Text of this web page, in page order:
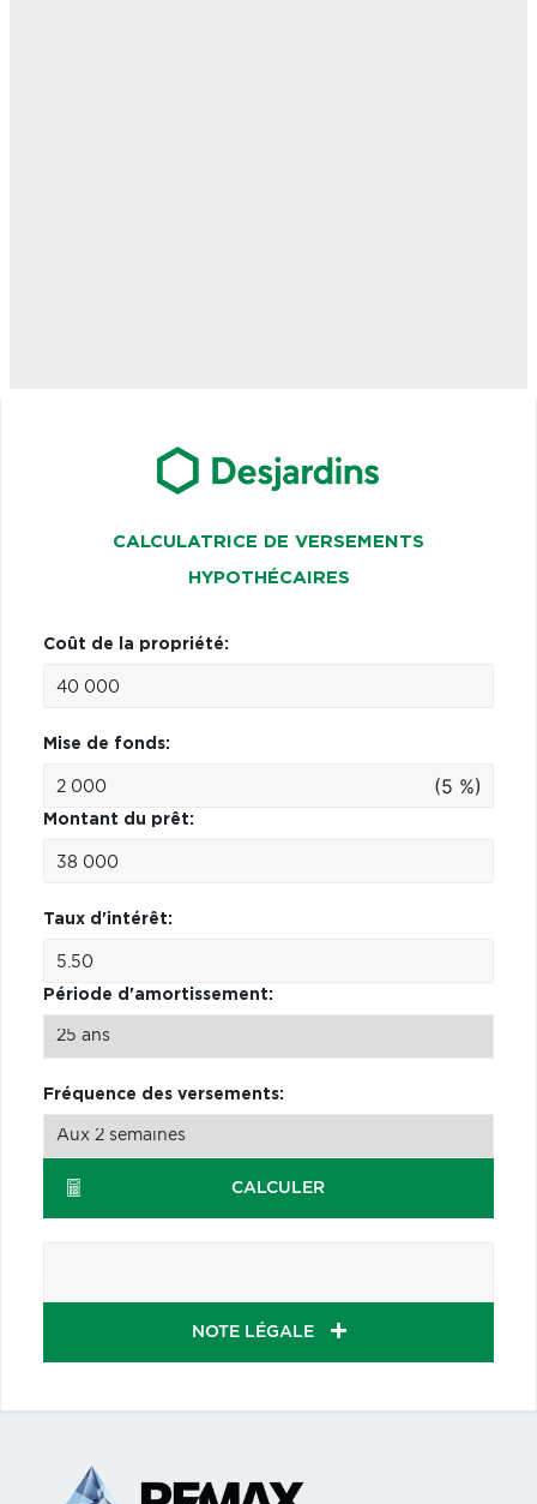
CALCULATRICE DE VERSEMENTS
HYPOTHÉCAIRES
Coût de la propriété:
Mise de fonds:
(5 %)
Montant du prêt:
Taux d'intérêt:
Période d'amortissement:
Fréquence des versements:
CALCULER
NOTE LÉGALE